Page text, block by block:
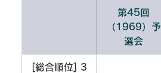
第45回
（1969）予
選会
[総合順位] 3